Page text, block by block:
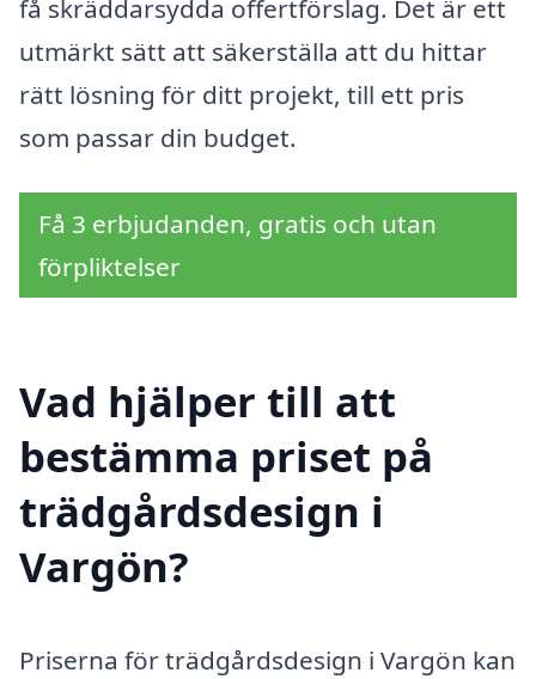
få skräddarsydda offertförslag. Det är ett
utmärkt sätt att säkerställa att du hittar
rätt lösning för ditt projekt, till ett pris
som passar din budget.
Få 3 erbjudanden, gratis och utan
förpliktelser
Vad hjälper till att
bestämma priset på
trädgårdsdesign i
Vargön?
Priserna för trädgårdsdesign i Vargön kan